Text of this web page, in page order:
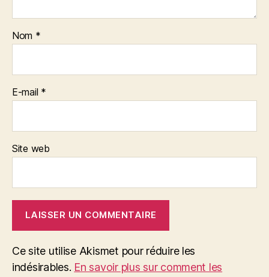
Nom *
E-mail *
Site web
Ce site utilise Akismet pour réduire les
indésirables. En savoir plus sur comment les